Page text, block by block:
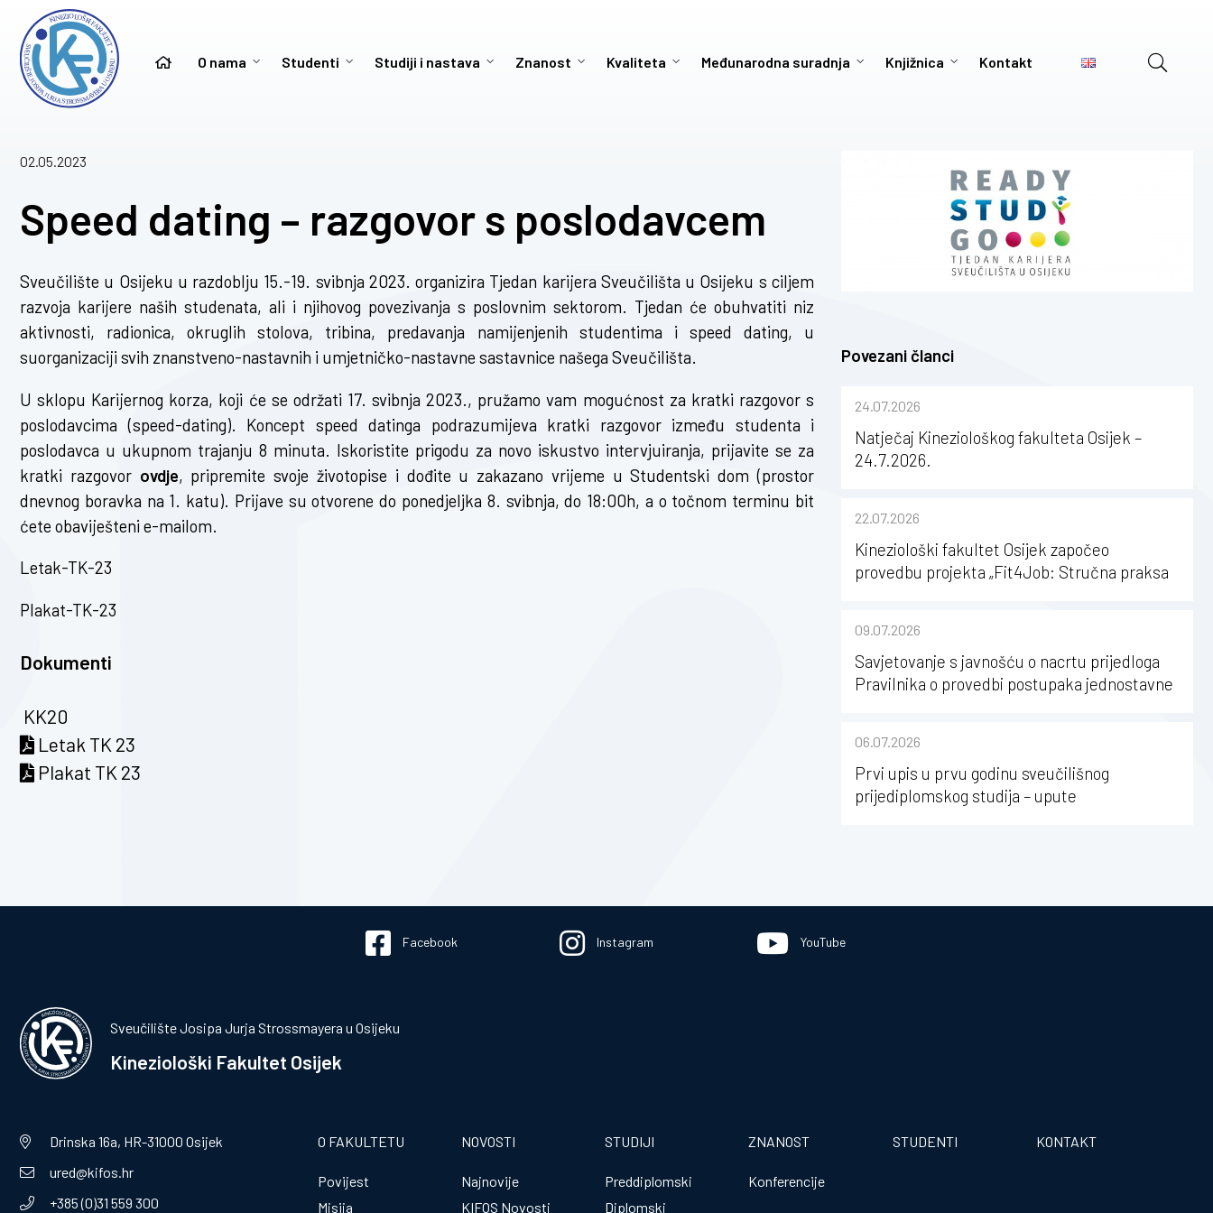
O nama Studenti Studiji i nastava Znanost Kvaliteta Međunarodna suradnja Knjižnica Kontakt
02.05.2023
Speed dating – razgovor s poslodavcem
Sveučilište u Osijeku u razdoblju 15.-19. svibnja 2023. organizira Tjedan karijera Sveučilišta u Osijeku s ciljem
razvoja karijere naših studenata, ali i njihovog povezivanja s poslovnim sektorom. Tjedan će obuhvatiti niz
aktivnosti, radionica, okruglih stolova, tribina, predavanja namijenjenih studentima i speed dating, u
suorganizaciji svih znanstveno-nastavnih i umjetničko-nastavne sastavnice našega Sveučilišta.
U sklopu Karijernog korza, koji će se održati 17. svibnja 2023., pružamo vam mogućnost za kratki razgovor s
poslodavcima (speed-dating). Koncept speed datinga podrazumijeva kratki razgovor između studenta i
poslodavca u ukupnom trajanju 8 minuta. Iskoristite prigodu za novo iskustvo intervjuiranja, prijavite se za
kratki razgovor ovdje, pripremite svoje životopise i dođite u zakazano vrijeme u Studentski dom (prostor
dnevnog boravka na 1. katu). Prijave su otvorene do ponedjeljka 8. svibnja, do 18:00h, a o točnom terminu bit
ćete obaviješteni e-mailom.
Letak-TK-23
Plakat-TK-23
Dokumenti
KK20
Letak TK 23
Plakat TK 23
Povezani članci
24.07.2026
Natječaj Kineziološkog fakulteta Osijek –
24.7.2026.
22.07.2026
Kineziološki fakultet Osijek započeo
provedbu projekta „Fit4Job: Stručna praksa
09.07.2026
Savjetovanje s javnošću o nacrtu prijedloga
Pravilnika o provedbi postupaka jednostavne
Strossmayera u Osijeku
06.07.2026
Prvi upis u prvu godinu sveučilišnog
prijediplomskog studija – upute
Facebook Instagram YouTube
Sveučilište Josipa Jurja Strossmayera u Osijeku
Kineziološki Fakultet Osijek
Drinska 16a, HR-31000 Osijek
ured@kifos.hr
+385 (0)31 559 300
O FAKULTETU
Povijest
Misija
NOVOSTI
Najnovije
KIFOS Novosti
STUDIJI
Preddiplomski
Diplomski
ZNANOST
Konferencije
STUDENTI KONTAKT